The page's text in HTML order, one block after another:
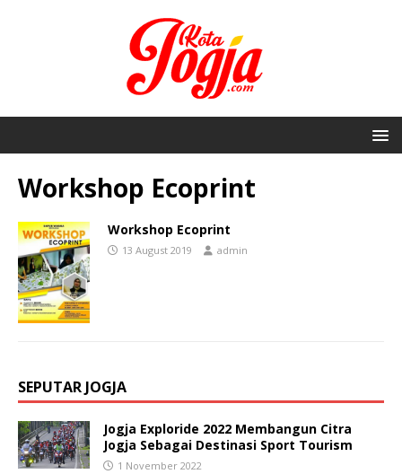
Workshop Ecoprint
Workshop Ecoprint
13 August 2019 admin
SEPUTAR JOGJA
Jogja Exploride 2022 Membangun Citra
Jogja Sebagai Destinasi Sport Tourism
1 November 2022